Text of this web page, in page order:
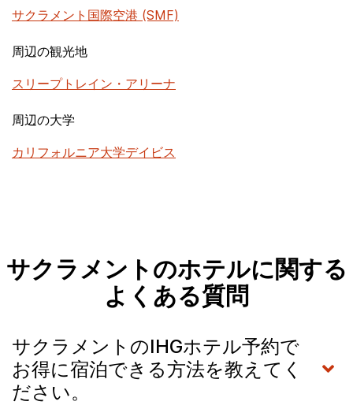
サクラメント国際空港 (SMF)
周辺の観光地
スリープトレイン・アリーナ
周辺の大学
カリフォルニア大学デイビス
サクラメントのホテルに関する
よくある質問
サクラメントのIHGホテル予約で
お得に宿泊できる方法を教えてく
ださい。